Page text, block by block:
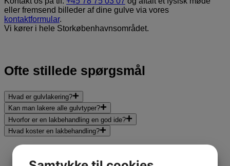
eller fremsend billeder af dine gulve via vores
kontaktformular.
Vi kører i hele Storkøbenhavnsområdet.
Ofte stillede spørgsmål
Hvad er gulvlakering?
Kan man lakere alle gulvtyper?
Hvorfor er en lakbehandling en god ide?
Hvad koster en lakbehandling?
Kan man lakere alle gulvtyper?